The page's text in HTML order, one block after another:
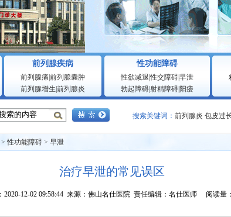
前列腺疾病
前列腺痛 前列腺囊肿
前列腺增生 前列腺炎
性功能障碍
性欲减退 性交障碍|早泄
勃起障碍|射精障碍| 阳痿
搜索关键词： 前列腺炎 包皮过
>性功能障碍 > 早泄
治疗早泄的常见误区
2020-12-02 09:58:44 来源：佛山名仕医院 责任编辑：名仕医师 阅读量